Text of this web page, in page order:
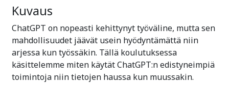
Kuvaus
ChatGPT on nopeasti kehittynyt työväline, mutta sen
mahdollisuudet jäävät usein hyödyntämättä niin
arjessa kun työssäkin. Tällä koulutuksessa
käsittelemme miten käytät ChatGPT:n edistyneimpiä
toimintoja niin tietojen haussa kun muussakin.